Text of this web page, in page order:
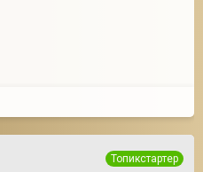
Топикстартер